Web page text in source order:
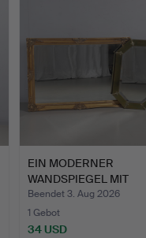
EIN MODERNER
WANDSPIEGEL MIT
VERGOLDETEM R…
Beendet 3. Aug 2026
1 Gebot
34 USD